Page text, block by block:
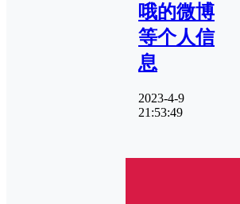
哦的微博
等个人信
息
2023-4-9
21:53:49